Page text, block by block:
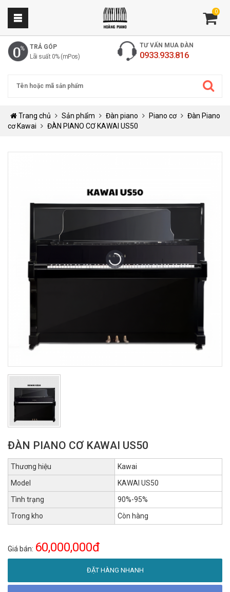
0
TRẢ GÓP
Lãi suất 0% (mPos)
TƯ VẤN MUA ĐÀN
0933.933.816
Trang chủ Sản phẩm Đàn piano Piano cơ
Đàn Piano
cơ Kawai
ĐÀN PIANO CƠ KAWAI US50
ĐÀN PIANO CƠ KAWAI US50
Thương hiệu
Kawai
Model
KAWAI US50
Tình trạng
90%-95%
Trong kho
Còn hàng
Giá bán: 60,000,000đ
ĐẶT HÀNG NHANH